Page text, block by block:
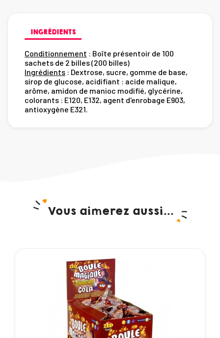
INGRÉDIENTS
Conditionnement : Boîte présentoir de 100
sachets de 2 billes (200 billes)
Ingrédients : Dextrose, sucre, gomme de base,
sirop de glucose, acidifiant : acide malique,
arôme, amidon de manioc modifié, glycérine,
colorants : E120, E132, agent d'enrobage E903,
antioxygène E321.
Vous aimerez aussi...